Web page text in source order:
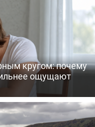
кругом: почему
ощущают